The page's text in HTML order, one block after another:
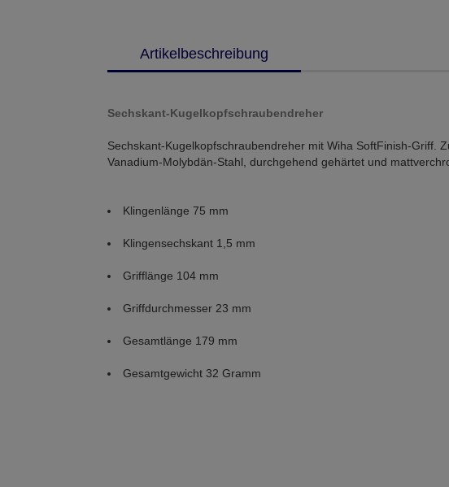
Artikelbeschreibung
Sechskant-Kugelkopfschraubendreher
Sechskant-Kugelkopfschraubendreher mit Wiha SoftFinish-Griff.
Vanadium-Molybdän-Stahl, durchgehend gehärtet und
Klingenlänge 75 mm
Klingensechskant 1,5 mm
Grifflänge 104 mm
Griffdurchmesser 23 mm
Gesamtlänge 179 mm
Gesamtgewicht 32 Gramm